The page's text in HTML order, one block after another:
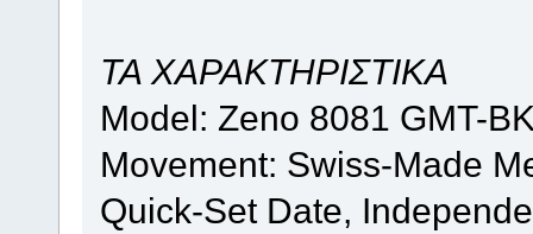
ΤΑ ΧΑΡΑΚΤΗΡΙΣΤΙΚΑ
Model: Zeno 8081 GMT-
Movement: Swiss-Made
Quick-Set Date,